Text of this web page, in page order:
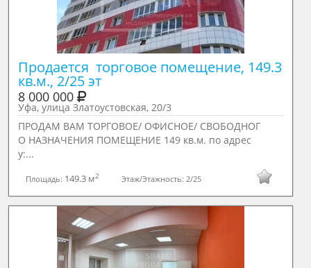
Продается  торговое помещение, 149.3
кв.м., 2/25 эт
8 000 000
Уфа, улица Златоустовская, 20/3
ПРОДАМ ВАМ ТОРГОВОЕ/ ОФИСНОЕ/ СВОБОДНОГ
О НАЗНАЧЕНИЯ ПОМЕЩЕНИЕ 149 кв.м. по адрес
у:...
Площадь: 149.3 м2 Этаж/Этажность: 2/25